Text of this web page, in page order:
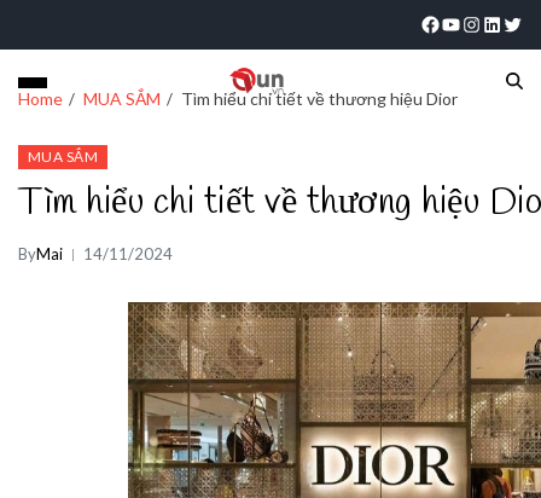
Home MUA SẮM Tìm hiểu chi tiết về thương hiệu Dior
MUA SẮM
Tìm hiểu chi tiết về thương hiệu
ByMai 14/11/2024